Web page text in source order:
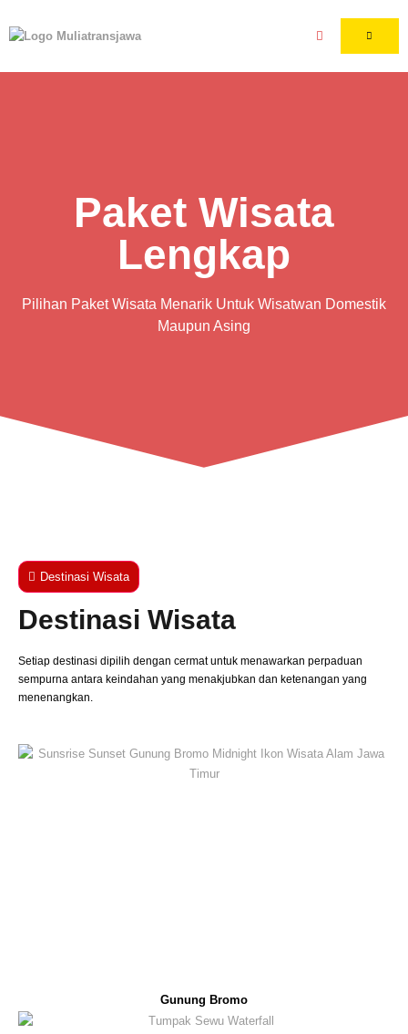
Paket Wisata
Lengkap
Pilihan Paket Wisata Menarik Untuk Wisatwan Domestik
Maupun Asing
Destinasi Wisata
Destinasi Wisata
Setiap destinasi dipilih dengan cermat untuk menawarkan perpaduan
sempurna antara keindahan yang menakjubkan dan ketenangan yang
menenangkan.
Gunung Bromo